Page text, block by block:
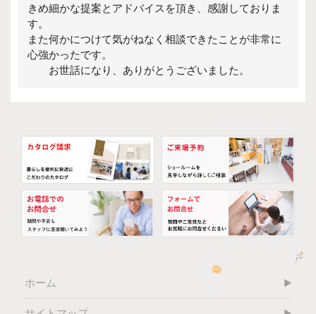
きめ細かな提案とアドバイスを頂き、感謝しておりま
す。
また何かにつけて気がねなく相談できたことが非常に
心強かったです。
お世話になり、ありがとうございました。
ホーム